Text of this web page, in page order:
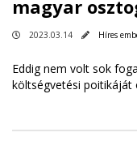
magyar
2023.03.14 Híres
Eddig nem volt sok
költségvetési poitikáját